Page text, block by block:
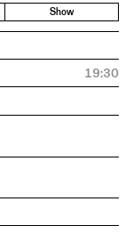
Show
19:30